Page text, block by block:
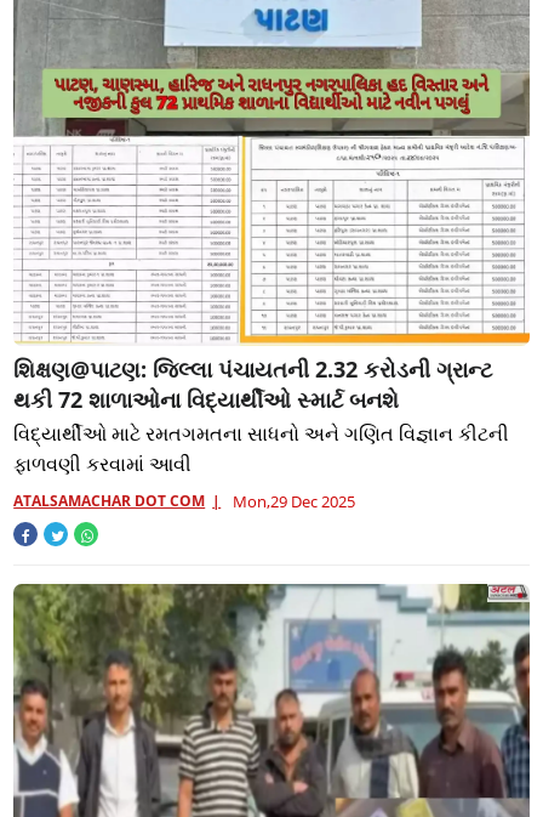
શિક્ષણ@પાટણ: જિલ્લા પંચાયતની 2.32 કરોડની ગ્રાન્ટ
થકી 72 શાળાઓના વિદ્યાર્થીઓ સ્માર્ટ બનશે
વિદ્યાર્થીઓ માટે રમતગમતના સાધનો અને ગણિત વિજ્ઞાન કીટની
ફાળવણી કરવામાં આવી
ATALSAMACHAR DOT COM Mon,29 Dec 2025